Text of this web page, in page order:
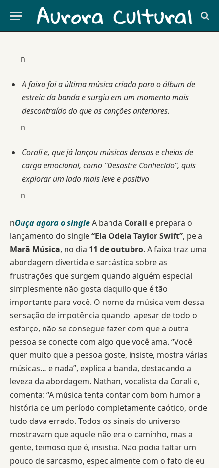
09.10.2024 MÚSICA reporter
n
A faixa foi a última música criada para o álbum de
estreia da banda e surgiu em um momento mais
descontraído do que as canções anteriores.
n
Corali e, que já lançou músicas densas e cheias de
carga emocional, como “Desastre Conhecido”, quis
explorar um lado mais leve e positivo
n
nOuça agora o singleA banda Corali e prepara o
lançamento do single“Ela Odeia Taylor Swift”, pela
Marã Música, no dia 11 de outubro. A faixa traz uma
abordagem divertida e sarcástica sobre as
frustrações que surgem quando alguém especial
simplesmente não gosta daquilo que é tão
importante para você. O nome da música vem dessa
sensação de impotência quando, apesar de todo o
esforço, não se consegue fazer com que a outra
pessoa se conecte com algo que você ama. “Você
quer muito que a pessoa goste, insiste, mostra várias
músicas… e nada”, explica a banda, destacando a
leveza da abordagem. Nathan, vocalista da Corali e,
comenta: “A música tenta contar com bom humor a
história de um período completamente caótico, onde
tudo dava errado. Todos os sinais do universo
mostravam que aquele não era o caminho, mas a
gente, teimoso que é, insistia. Não podia faltar um
pouco de sarcasmo, especialmente com o fato de eu